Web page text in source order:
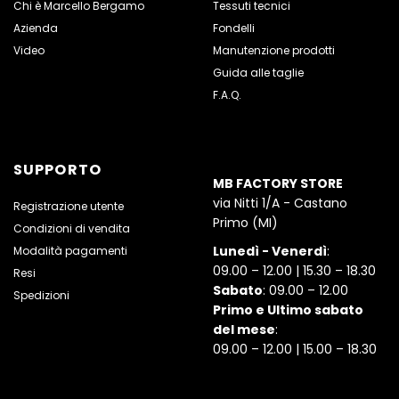
Chi è Marcello Bergamo
Azienda
Video
Tessuti tecnici
Fondelli
Manutenzione prodotti
Guida alle taglie
F.A.Q.
SUPPORTO
Registrazione utente
Condizioni di vendita
Modalità pagamenti
Resi
Spedizioni
MB FACTORY STORE
via Nitti 1/A - Castano
Primo (MI)
Lunedì - Venerdì:
09.00 – 12.00 | 15.30 – 18.30
Sabato: 09.00 – 12.00
Primo e Ultimo sabato
del mese:
09.00 – 12.00 | 15.00 – 18.30